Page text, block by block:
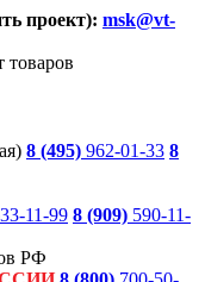
проект): msk@vt-
товаров
8 (495) 962-01-33 8
11-99 8 (909) 590-11-
РФ